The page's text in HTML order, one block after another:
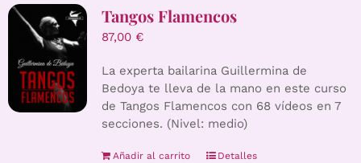
Tangos Flamencos
87,00 €
La experta bailarina Guillermina de
Bedoya te lleva de la mano en este curso
de Tangos Flamencos con 68 vídeos en 7
secciones. (Nivel: medio)
Añadir al carrito Detalles